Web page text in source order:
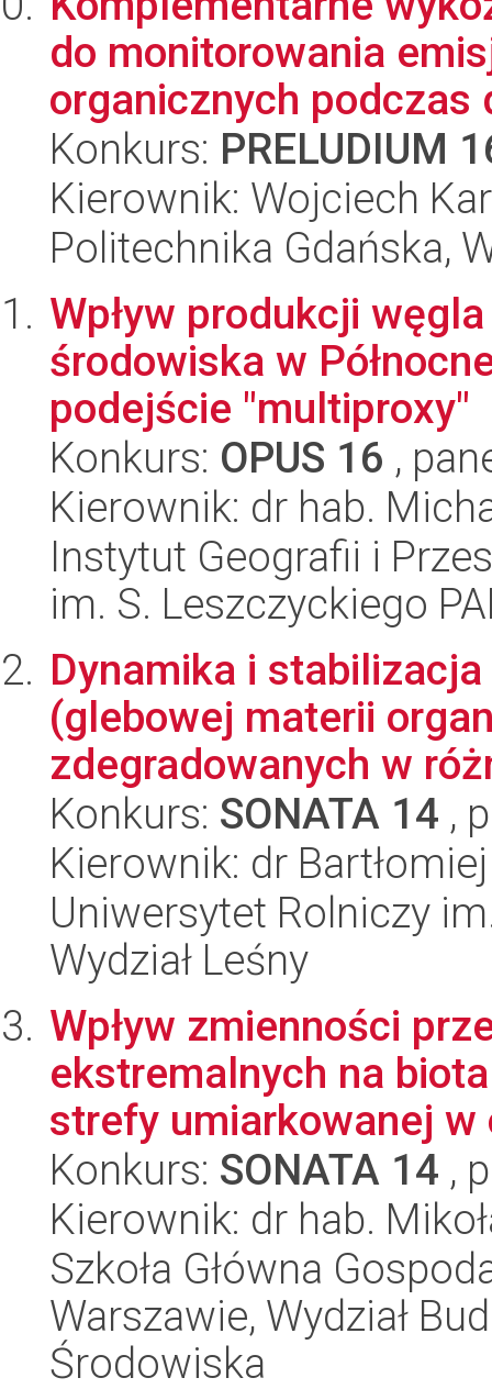
do monitorowania
organicznych podczas
Konkurs: PRELUDIUM
Kierownik: Wojciech
Politechnika Gdańska,
Wpływ produkcji
środowiska w
podejście "multiproxy"
Konkurs: OPUS 16 ,
Kierownik: dr hab.
Instytut Geografii i
im. S. Leszczyckiego
Dynamika i
(glebowej materii
zdegradowanych w
Konkurs: SONATA 14 ,
Kierownik: dr
Uniwersytet Rolniczy
Wydział Leśny
Wpływ zmienności
ekstremalnych na
strefy umiarkowanej w
Konkurs: SONATA 14 ,
Kierownik: dr hab.
Szkoła Główna
Warszawie, Wydział
Środowiska